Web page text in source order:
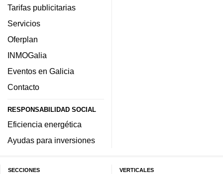
Tarifas publicitarias
Servicios
Oferplan
INMOGalia
Eventos en Galicia
Contacto
RESPONSABILIDAD SOCIAL
Eficiencia energética
Ayudas para inversiones
SECCIONES VERTICALES